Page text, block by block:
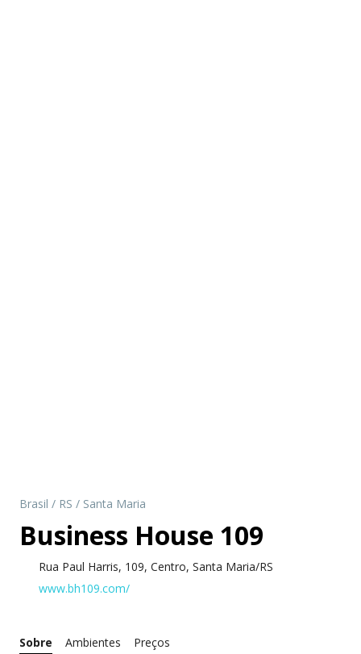
Brasil / RS / Santa Maria
Business House 109
Rua Paul Harris, 109, Centro, Santa Maria/RS
www.bh109.com/
Sobre Ambientes Preços